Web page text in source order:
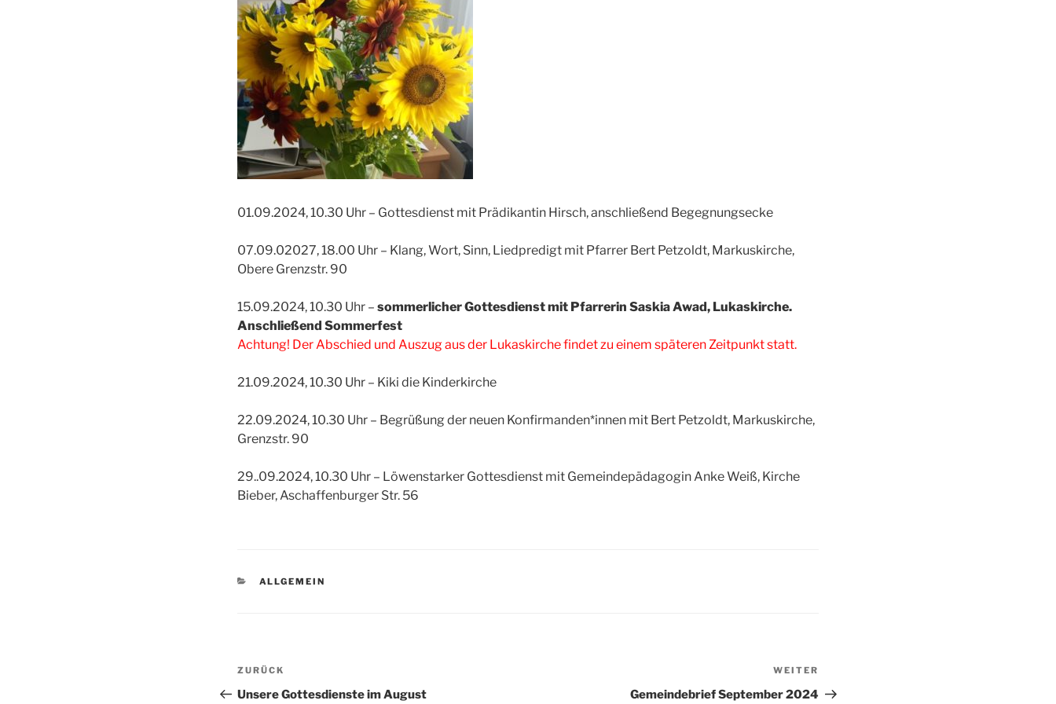
01.09.2024, 10.30 Uhr – Gottesdienst mit Prädikantin Hirsch, anschließend Begegnungsecke
07.09.02027, 18.00 Uhr – Klang, Wort, Sinn, Liedpredigt mit Pfarrer Bert Petzoldt, Markuskirche,
Obere Grenzstr. 90
15.09.2024, 10.30 Uhr – sommerlicher Gottesdienst mit Pfarrerin Saskia Awad, Lukaskirche.
Anschließend Sommerfest
Achtung! Der Abschied und Auszug aus der Lukaskirche findet zu einem späteren Zeitpunkt statt.
21.09.2024, 10.30 Uhr – Kiki die Kinderkirche
22.09.2024, 10.30 Uhr – Begrüßung der neuen Konfirmanden*innen mit Bert Petzoldt, Markuskirche,
Grenzstr. 90
29..09.2024, 10.30 Uhr – Löwenstarker Gottesdienst mit Gemeindepädagogin Anke Weiß, Kirche
Bieber, Aschaffenburger Str. 56
KATEGORIEN
ALLGEMEIN
Beitragsnavigation
Vorheriger
Beitrag
ZURÜCK
Unsere Gottesdienste im August
Beitrag
WEITER
Gemeindebrief September 2024